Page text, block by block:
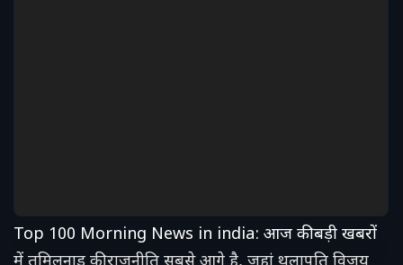
Top 100 Morning News in india: आज की बड़ी खबरों